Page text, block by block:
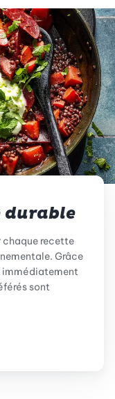
durable
chaque recette
Grâce
immédiatement
sont